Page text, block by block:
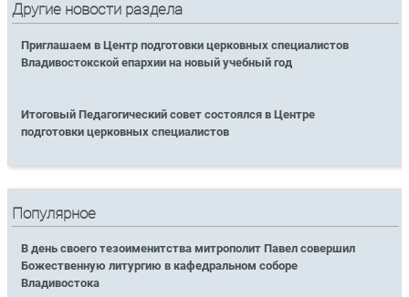
Другие новости раздела
Приглашаем в Центр подготовки церковных специалистов
Владивостокской епархии на новый учебный год
Итоговый Педагогический совет состоялся в Центре
подготовки церковных специалистов
Популярное
В день своего тезоименитства митрополит Павел совершил
Божественную литургию в кафедральном соборе
Владивостока